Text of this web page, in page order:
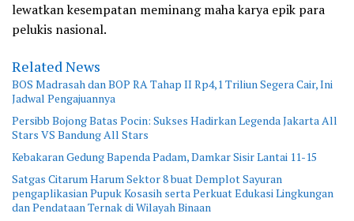
lewatkan kesempatan meminang maha karya epik para
pelukis nasional.
Related News
BOS Madrasah dan BOP RA Tahap II Rp4,1 Triliun Segera Cair, Ini
Jadwal Pengajuannya
Persibb Bojong Batas Pocin: Sukses Hadirkan Legenda Jakarta All
Stars VS Bandung All Stars
Kebakaran Gedung Bapenda Padam, Damkar Sisir Lantai 11-15
Satgas Citarum Harum Sektor 8 buat Demplot Sayuran
pengaplikasian Pupuk Kosasih serta Perkuat Edukasi Lingkungan
dan Pendataan Ternak di Wilayah Binaan